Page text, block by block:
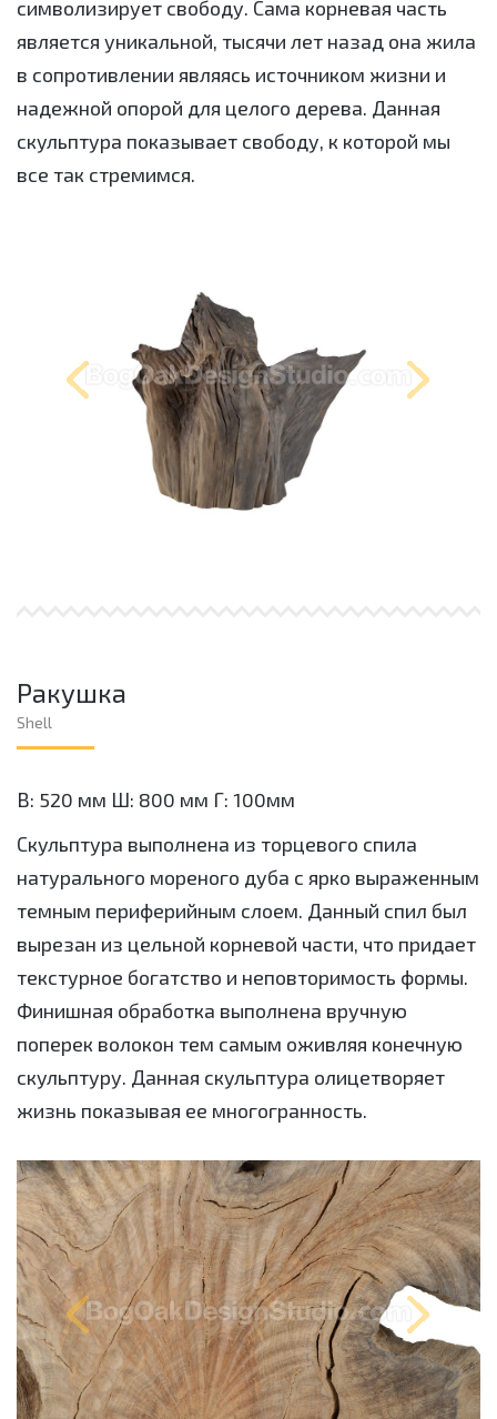
символизирует свободу. Сама корневая часть
является уникальной, тысячи лет назад она жила
в сопротивлении являясь источником жизни и
надежной опорой для целого дерева. Данная
скульптура показывает свободу, к которой мы
все так стремимся.
Ракушка
Shell
В: 520 мм Ш: 800 мм Г: 100мм
Скульптура выполнена из торцевого спила
натурального мореного дуба с ярко выраженным
темным периферийным слоем. Данный спил был
вырезан из цельной корневой части, что придает
текстурное богатство и неповторимость формы.
Финишная обработка выполнена вручную
поперек волокон тем самым оживляя конечную
скульптуру. Данная скульптура олицетворяет
жизнь показывая ее многогранность.